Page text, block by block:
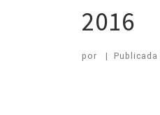
2016
por | Publicada